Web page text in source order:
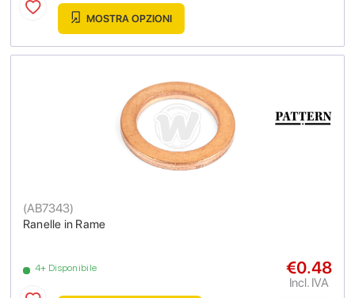
MOSTRA OPZIONI
Ranelle in Rame
(AB7343)
4+ Disponibile €0.48
Incl. IVA